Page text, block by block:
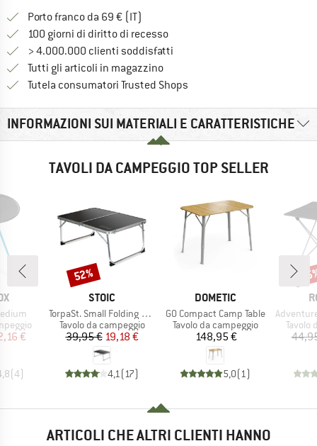
Porto franco da 69 € (IT)
100 giorni di diritto di recessoVai alla politica di recesso qui
> 4.000.000 clienti soddisfatti
Tutti gli articoli in magazzino
Tutela consumatori Trusted Shops
INFORMAZIONI SUI MATERIALI E CARATTERISTICHE
TAVOLI DA CAMPEGGIO TOP SELLER
ridotto
€
(4)
MARCHIO
STOIC
Articolo
TorpaSt. Small Folding Table
Gruppo di prodotti
Tavolo da campeggio
Prezzo
39,95 €Prezzo ridotto
19,18 €
4,1 (17)
Sconto
52%
MARCHIO
DOMETIC
Articolo
GO Compact Camp Table
Gruppo di prodotti
Tavolo da campeggio
Prezzo
148,95 €
5,0(1 )
Articolo
Adventure
Tavolo
ARTICOLI CHE ALTRI CLIENTI HANNO